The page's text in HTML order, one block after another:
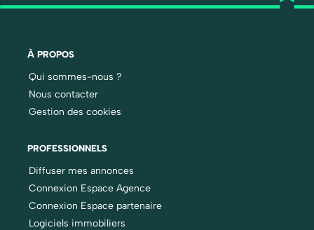
À PROPOS
Qui sommes-nous ?
Nous contacter
Gestion des cookies
PROFESSIONNELS
Diffuser mes annonces
Connexion Espace Agence
Connexion Espace partenaire
Logiciels immobiliers